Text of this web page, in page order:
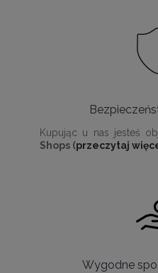
Kupując u nas jesteś
Shops (przeczytaj
Wygodne